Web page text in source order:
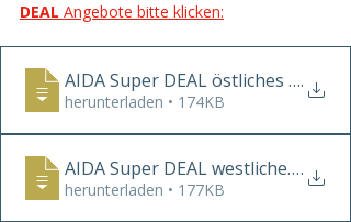
DEAL Angebote bitte klicken:
AIDA Super DEAL östliches .
herunterladen • 174KB
AIDA Super DEAL westliches .
herunterladen • 177KB